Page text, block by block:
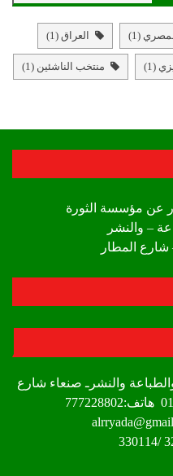
(1) العراق (1)
(1) منتخب الناشئين (1)
عن مؤسسة الثورة
– والنشر
المطار
والنشرـ صنعاء شارع